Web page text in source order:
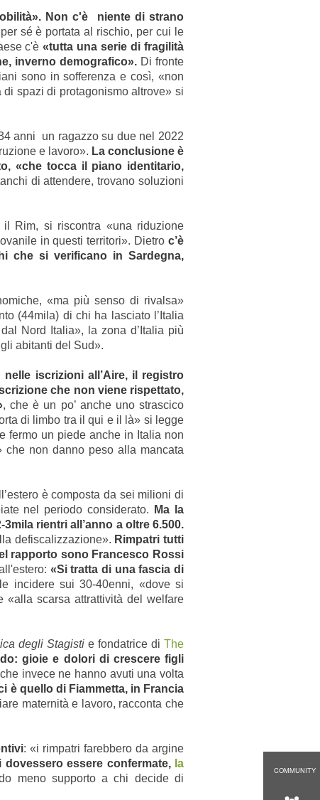
Non c'è niente di strano
sé è portata al rischio, per cui le
c'è«tutta una serie di fragilità
inverno demografico».Di fronte
sono in sofferenza e così, «non
spazi di protagonismo altrove» si
anni un ragazzo su due nel 2022
e lavoro». La conclusione è
«che tocca il piano identitario,
di attendere, trovano soluzioni
Rim, si riscontra «una riduzione
in questi territori». Dietro c’è
che si verificano in Sardegna,
«ma più senso di rivalsa»
(44mila) di chi ha lasciato l’Italia
Nord Italia», la zona d’Italia più
abitanti del Sud».
nelle iscrizioni all’Aire, il registro
che non viene rispettato,
, che è un po’ anche uno strascico
di limbo tra il qui e il là» si legge
fermo un piede anche in Italia non
che non danno peso alla mancata
è composta da sei milioni di
nel periodo considerato.
Ma la
rientri all’anno a oltre 6.500.
defiscalizzazione». Rimpatri tutti
rapporto sono Francesco Rossi
«Si tratta di una fascia di
incidere sui 30-40enni, «dove si
scarsa attrattività del welfare
degli Stagisti e fondatrice di The
gioie e dolori di crescere figli
invece ne hanno avuti una volta
è quello di Fiammetta, in Francia
maternità e lavoro, racconta che
: «i rimpatri farebbero da argine
dovessero essere confermate, la
meno supporto a chi decide di
COMMUNITY